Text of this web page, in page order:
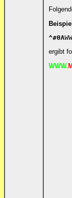
^#0A
ergibt
WWW.